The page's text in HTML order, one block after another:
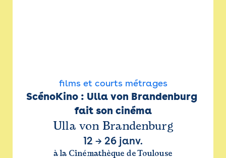
films et courts métrages
ScénoKino : Ulla von Brandenburg
fait son cinéma
Ulla von Brandenburg
12 → 26 janv.
à la Cinémathèque de Toulouse